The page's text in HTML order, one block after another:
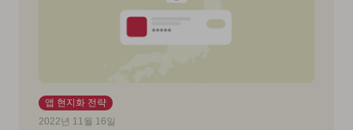
앱 현지화 전략
2022년 11월 16일